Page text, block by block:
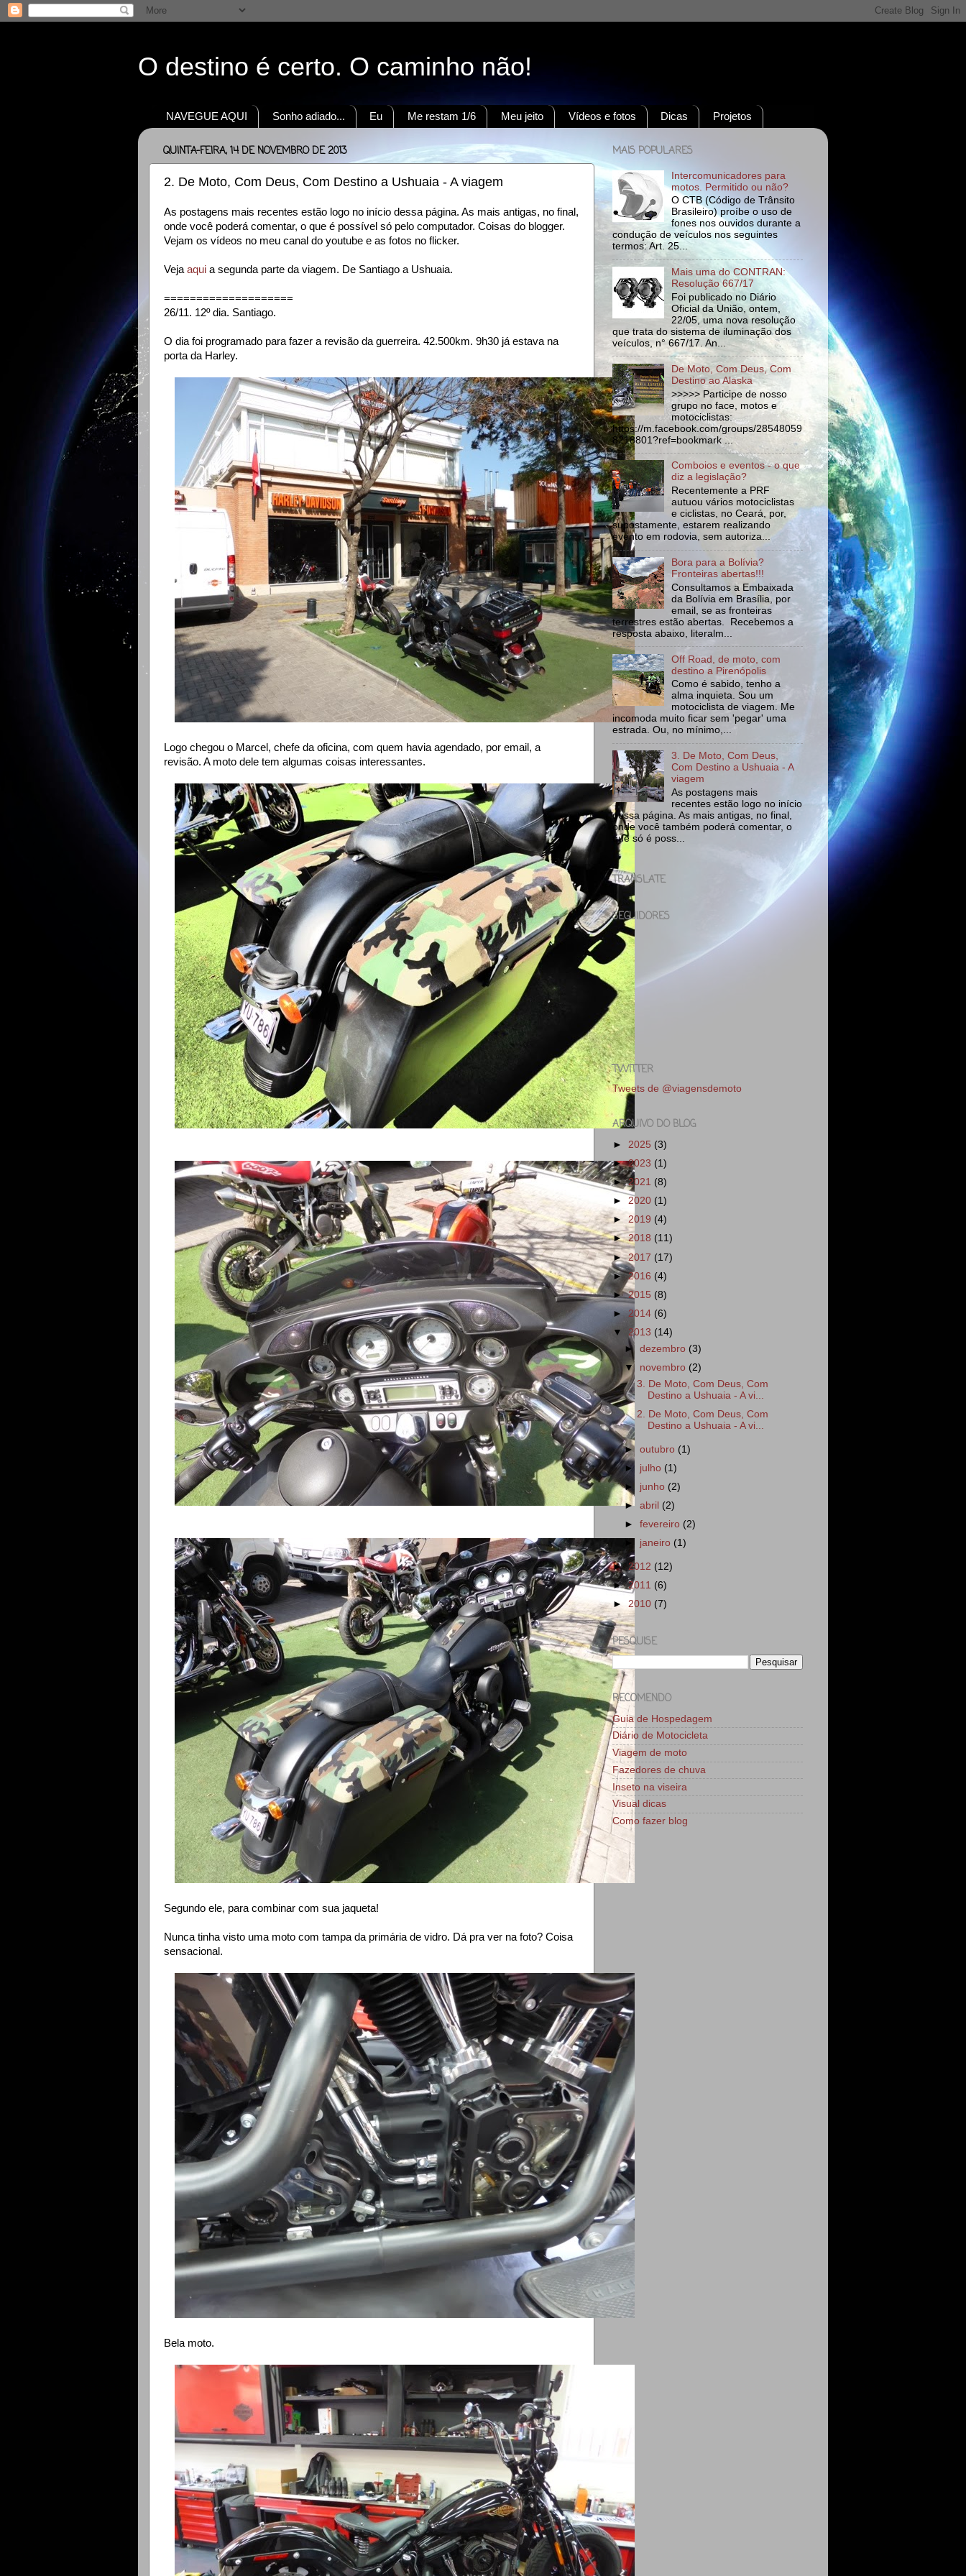
O destino é certo. O caminho não!
NAVEGUE AQUI Sonho adiado... Eu Me restam 1/6 Meu jeito Vídeos e fotos Dicas Projetos
QUINTA-FEIRA, 14 DE NOVEMBRO DE 2013
2. De Moto, Com Deus, Com Destino a Ushuaia - A viagem
As postagens mais recentes estão logo no início dessa página. As mais antigas, no final,
onde você poderá comentar, o que é possível só pelo computador. Coisas do blogger.
Vejam os vídeos no meu canal do youtube e as fotos no flicker.
Veja aqui a segunda parte da viagem. De Santiago a Ushuaia.
====================
26/11. 12º dia. Santiago.
O dia foi programado para fazer a revisão da guerreira. 42.500km. 9h30 já estava na
porta da Harley.
Logo chegou o Marcel, chefe da oficina, com quem havia agendado, por email, a
revisão. A moto dele tem algumas coisas interessantes.
Segundo ele, para combinar com sua jaqueta!
Nunca tinha visto uma moto com tampa da primária de vidro. Dá pra ver na foto? Coisa
sensacional.
Bela moto.
MAIS POPULARES
Intercomunicadores para
motos. Permitido ou não?
O CTB (Código de Trânsito
Brasileiro) proíbe o uso de
fones nos ouvidos durante a
condução de veículos nos seguintes
termos: Art. 25...
Mais uma do CONTRAN:
Resolução 667/17
Foi publicado no Diário
Oficial da União, ontem,
22/05, uma nova resolução
que trata do sistema de iluminação dos
veículos, n° 667/17. An...
De Moto, Com Deus, Com
Destino ao Alaska
>>>>> Participe de nosso
grupo no face, motos e
motociclistas:
https://m.facebook.com/groups/28548059
8218801?ref=bookmark ...
Comboios e eventos - o que
diz a legislação?
Recentemente a PRF
autuou vários motociclistas
e ciclistas, no Ceará, por,
supostamente, estarem realizando
evento em rodovia, sem autoriza...
Bora para a Bolívia?
Fronteiras abertas!!!
Consultamos a Embaixada
da Bolívia em Brasília, por
email, se as fronteiras
terrestres estão abertas. Recebemos a
resposta abaixo, literalm...
Off Road, de moto, com
destino a Pirenópolis
Como é sabido, tenho a
alma inquieta. Sou um
motociclista de viagem. Me
incomoda muito ficar sem 'pegar' uma
estrada. Ou, no mínimo,...
3. De Moto, Com Deus,
Com Destino a Ushuaia - A
viagem
As postagens mais
recentes estão logo no início
dessa página. As mais antigas, no final,
onde você também poderá comentar, o
que só é poss...
TRANSLATE
SEGUIDORES
TWITTER
Tweets de @viagensdemoto
ARQUIVO DO BLOG
► 2025 (3)
►2023 (1)
►2021 (8)
► 2020 (1)
► 2019 (4)
►2018 (11)
►2017 (17)
►2016 (4)
►2015 (8)
►2014 (6)
▼ 2013 (14)
►dezembro (3)
▼ novembro (2)
3. De Moto, Com Deus, Com
Destino a Ushuaia - A vi...
2. De Moto, Com Deus, Com
Destino a Ushuaia - A vi...
►outubro (1)
► julho (1)
► junho (2)
►abril (2)
►fevereiro (2)
janeiro (1)
► 2012 (12)
►2011 (6)
► 2010 (7)
PESQUISE
RECOMENDO
Guia de Hospedagem
Diário de Motocicleta
Viagem de moto
Fazedores de chuva
Inseto na viseira
Visual dicas
Como fazer blog